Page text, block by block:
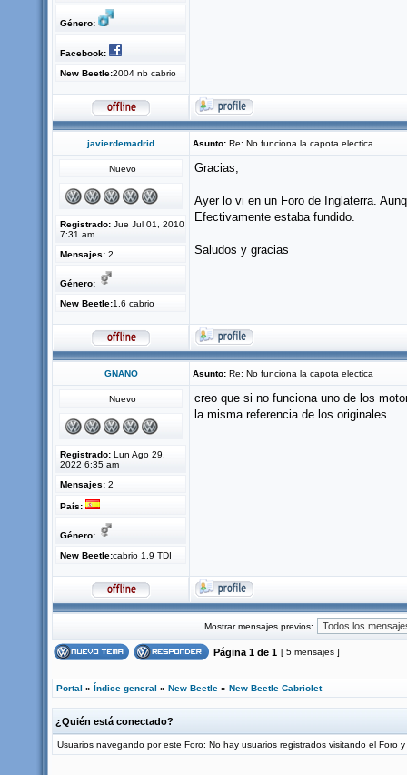
Género:
Facebook:
New Beetle:2004 nb cabrio
javierdemadrid Asunto: Re: No funciona la capota electica
Nuevo
Registrado: Jue Jul 01, 2010
7:31 am
Mensajes: 2
Género:
New Beetle:1.6 cabrio
Gracias,
Ayer lo vi en un Foro de Inglaterra.
Efectivamente estaba fundido.
Saludos y gracias
GNANO Asunto: Re: No funciona la capota electica
Nuevo
Registrado: Lun Ago 29,
2022 6:35 am
Mensajes: 2
País:
Género:
New Beetle:cabrio 1.9 TDI
creo que si no funciona uno de los
la misma referencia de los originales
Mostrar mensajes previos:
Página 1 de 1 [ 5 mensajes ]
Portal » Índice general » New Beetle » New Beetle Cabriolet
¿Quién está conectado?
Usuarios navegando por este Foro: No hay usuarios registrados visitando el Foro